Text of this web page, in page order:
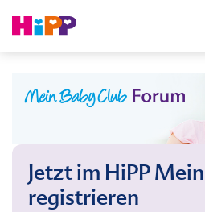
Jetzt im HiPP
registrieren